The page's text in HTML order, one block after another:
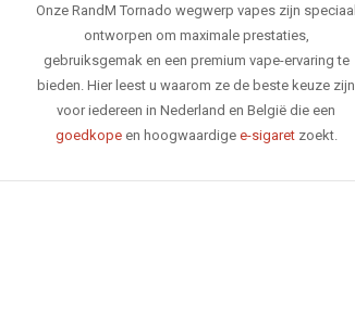
Onze RandM Tornado wegwerp vapes zijn speciaal
ontworpen om maximale prestaties,
gebruiksgemak en een premium vape-ervaring te
bieden. Hier leest u waarom ze de beste keuze zijn
voor iedereen in Nederland en België die een
goedkopeen hoogwaardige e-sigaretzoekt.